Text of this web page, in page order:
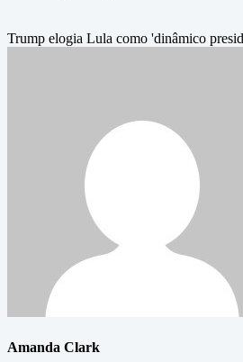
Trump elogia Lula como 'dinâmico
Amanda Clark